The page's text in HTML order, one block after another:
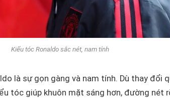
Kiểu tóc Ronaldo sắc nét, nam tính
là sự gọn gàng và nam tính. Dù thay đổi
tóc giúp khuôn mặt sáng hơn, đường nét